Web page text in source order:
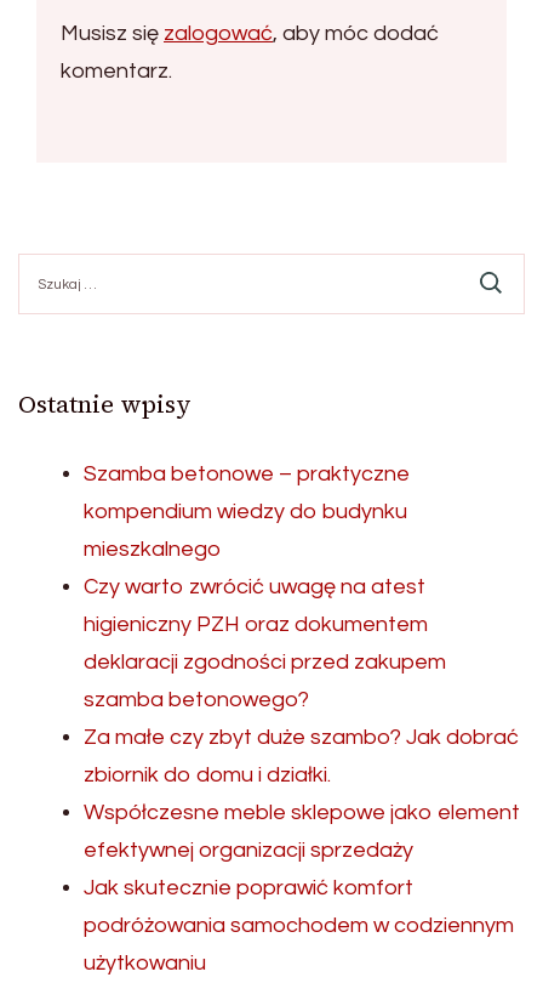
Musisz się zalogować, aby móc dodać
komentarz.
Ostatnie wpisy
Szamba betonowe – praktyczne
kompendium wiedzy do budynku
mieszkalnego
Czy warto zwrócić uwagę na atest
higieniczny PZH oraz dokumentem
deklaracji zgodności przed zakupem
szamba betonowego?
Za małe czy zbyt duże szambo? Jak dobrać
zbiornik do domu i działki.
Współczesne meble sklepowe jako element
efektywnej organizacji sprzedaży
Jak skutecznie poprawić komfort
podróżowania samochodem w codziennym
użytkowaniu